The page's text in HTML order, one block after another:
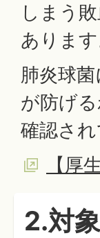
しまう
あります
肺炎球
が防げ
確認さ
【厚
2.対